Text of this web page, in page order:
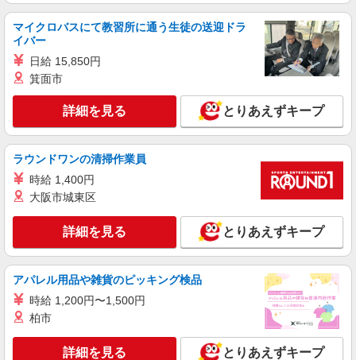
キープ 詳細を見る
派遣社員
株式会社トラストグロース 北海道支社
【派遣時給】1,200〜1,300円（資格・経験によ
る） 【交通費】別途支給
北海道札幌市厚別区厚別東3条
キープ 詳細を見る
派遣社員
株式会社トラストグロース 北海道支社
施設内厨房での調理補助業務
る） 交通費別途支給
北海道札幌市厚別区厚別町下野幌
キープ 詳細を見る
マイクロバスにて教習所に通う生徒の送迎ドラ
イバー
日給 15,850円
箕面市
詳細を見る とりあえずキープ
ラウンドワンの清掃作業員
時給 1,400円
大阪市城東区
詳細を見る とりあえずキープ
アパレル用品や雑貨のピッキング検品
時給 1,200円〜1,500円
柏市
詳細を見る とりあえずキープ